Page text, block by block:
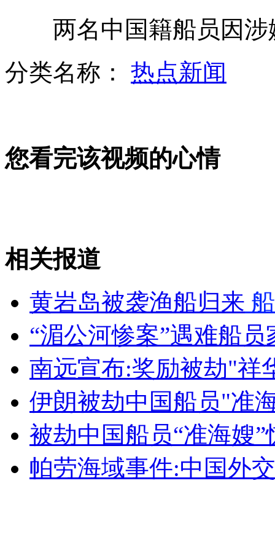
小学生答"孔融让梨我不让"被判错
家中宽带接入网速可自测
山西运城恶犬咬伤多人 警民合力深夜将其击毙
女孩北京地铁殴打老人 痛下狠手拳打脚踢
无痛分娩是否安全 医生回应
外交部：反对强权政治霸凌主义
两名中国籍船员因涉
分类名称： 热点新闻
您看完该视频的心情
相关报道
黄岩岛被袭渔船归来
“湄公河惨案”遇难船
南远宣布:奖励被劫"祥
伊朗被劫中国船员"准
被劫中国船员“准海嫂
帕劳海域事件:中国外